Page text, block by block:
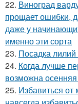
22. Виноград
прощает ошибки,
даже у
именно эти сорта
23. Посадка лилий
24. Когда лучше
возможна
25. Избавиться